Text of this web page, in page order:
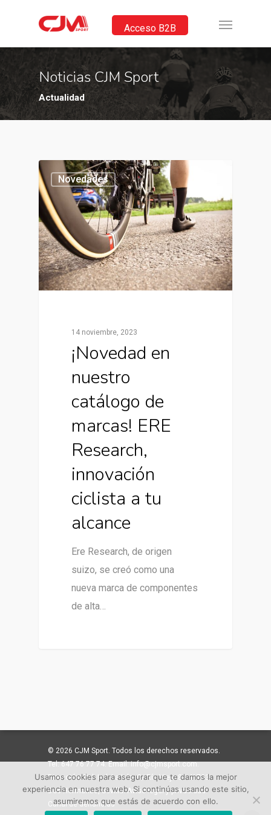
Acceso B2B
Noticias CJM Sport
Actualidad
Novedades
14 noviembre, 2023
¡Novedad en
nuestro
catálogo de
marcas! ERE
Research,
innovación
ciclista a tu
alcance
Ere Research, de origen
suizo, se creó como una
nueva marca de componentes
de alta…
© 2026 CJM Sport. Todos los derechos reservados.
Tel: 647 76 77 74. Email: info@cjmsport.com.
Dirección: Pol. Ind. La Isla. C/ Río Viejo 81 41703
Dos Hermanas, Sevilla. Aviso legal y privacidad.
Canal de denuncias
Usamos cookies para asegurar que te damos la mejor
experiencia en nuestra web. Si continúas usando este sitio,
asumiremos que estás de acuerdo con ello.